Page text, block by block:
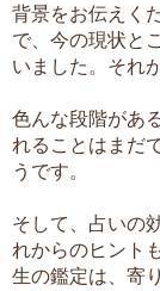
背景をお伝えく
で、今の現状と
いました。それ
色んな段階があ
れることはまだ
うです。
そして、占いの
れからのヒント
生の鑑定は、寄